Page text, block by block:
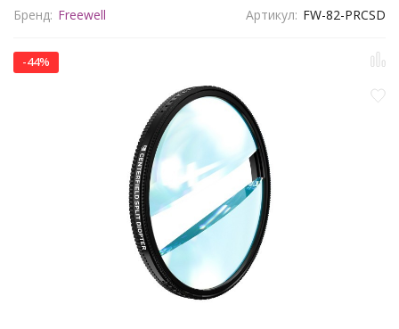
Бренд: Freewell Артикул: FW-82-PRCSD
-44%